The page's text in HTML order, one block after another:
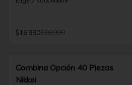
$16.990$26.990
Combina Opción 40 Piezas
Nikkei